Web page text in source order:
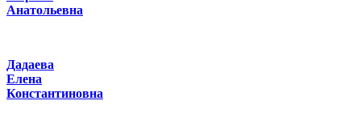
Анатольевна
Дадаева
Елена
Константиновна